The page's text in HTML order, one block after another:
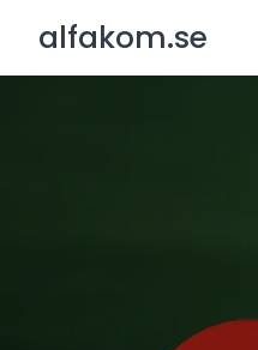
content
alfakom.se